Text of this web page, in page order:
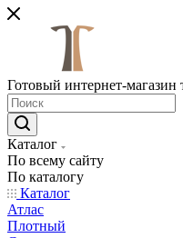
Готовый интернет-магазин
Каталог
По всему сайту
По каталогу
Каталог
Атлас
Плотный